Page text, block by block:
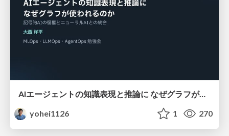
AIエージェントの知識表現と推論に なぜグラフが使われるのか - 記号的AIの復権とニューラルAIとの統合
yohei1126
1 270